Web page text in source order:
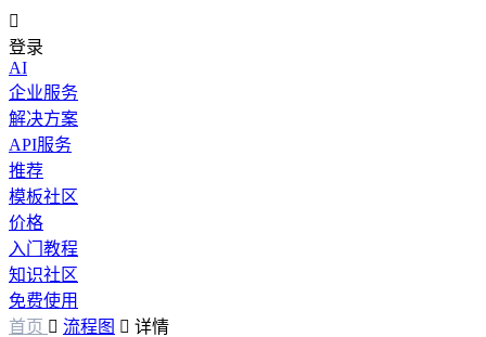

登录
AI
企业服务
解决方案
API服务
推荐
模板社区
价格
入门教程
知识社区
免费使用
首页  流程图  详情